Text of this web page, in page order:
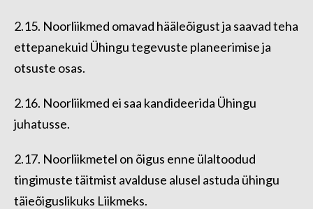
2.15. Noorliikmed omavad hääleõigust ja saavad teha
ettepanekuid Ühingu tegevuste planeerimise ja
otsuste osas.
2.16. Noorliikmed ei saa kandideerida Ühingu
juhatusse.
2.17. Noorliikmetel on õigus enne ülaltoodud
tingimuste täitmist avalduse alusel astuda ühingu
täieõiguslikuks Liikmeks.